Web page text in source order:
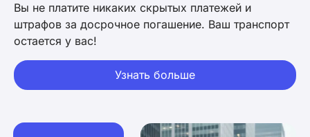
Вы не платите никаких скрытых платежей и
штрафов за досрочное погашение. Ваш транспорт
остается у вас!
Узнать больше